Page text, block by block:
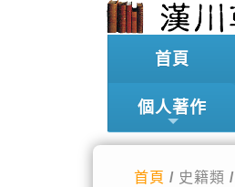
首頁
個人著作
首頁 / 史籍類 /